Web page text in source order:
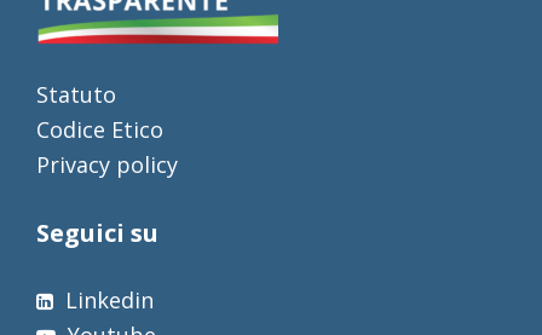
Statuto
Codice Etico
Privacy policy
Seguici su
Linkedin